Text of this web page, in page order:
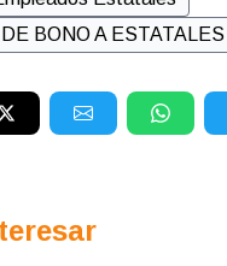
DE BONO A ESTATALES